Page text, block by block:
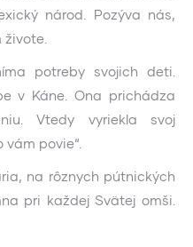
národ. Pozýva nás,
potreby svojich deti.
v Káne. Ona prichádza
Vtedy vyriekla svoj
povie“.
na rôznych pútnických
pri každej Svätej omši.